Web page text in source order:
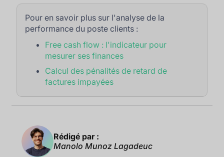
Pour en savoir plus sur l'analyse de la
performance du poste clients :
Free cash flow : l'indicateur pour
mesurer ses finances
Calcul des pénalités de retard de
factures impayées
Rédigé par :
Manolo Munoz Lagadeuc